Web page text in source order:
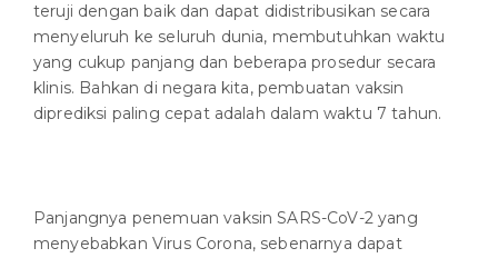
teruji dengan baik dan dapat didistribusikan secara
menyeluruh ke seluruh dunia, membutuhkan waktu
yang cukup panjang dan beberapa prosedur secara
klinis. Bahkan di negara kita, pembuatan vaksin
diprediksi paling cepat adalah dalam waktu 7 tahun.
Panjangnya penemuan vaksin SARS-CoV-2 yang
menyebabkan Virus Corona, sebenarnya dapat